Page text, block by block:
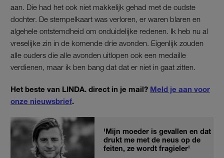
aan. Die had het ook niet makkelijk gehad met de oudste
dochter. De stempelkaart was verloren, er waren blaren en
algehele ontstemdheid om onduidelijke redenen. Ik heb nu al
vreselijke zin in de komende drie avonden. Eigenlijk zouden
alle ouders die alle avonden uitlopen ook een medaille
verdienen, maar ik ben bang dat dat er niet in gaat zitten.
Het beste van LINDA. direct in je mail? Meld je aan voor
onze nieuwsbrief.
'Mijn moeder is gevallen en dat
drukt me met de neus op de
feiten, ze wordt fragieler'